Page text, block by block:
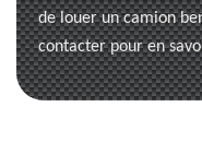
de louer un camion
contacter pour en